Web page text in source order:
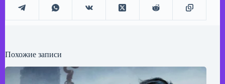
Похожие записи